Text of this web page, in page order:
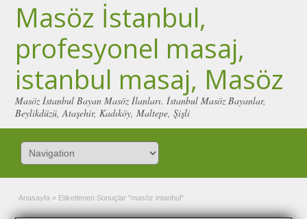
Masöz İstanbul,
profesyonel masaj,
istanbul masaj, Masöz
Masöz İstanbul Bayan Masöz İlanları. İstanbul Masöz Bayanlar,
Beylikdüzü, Ataşehir, Kadıköy, Maltepe, Şişli
Anasayfa » Etiketlenen Sonuçlar "masöz intanbul"